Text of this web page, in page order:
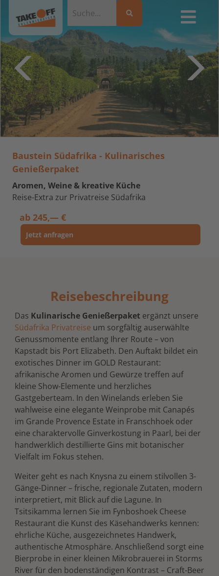
Baustein Südafrika - Kulinarisches
Genießerpaket
Aromen, Weine & kreative Küche
Reise-Extra zur Privatreise Südafrika
ab 245,— €
Jetzt anfragen
Reisebeschreibung
Das Kulinarische Genießerpaket ergänzt unsere
Südafrika Privatreise um sorgfältig auserwählte
Genussmomente entlang Ihrer Route – von
Kapstadt bis Port Elizabeth. Den Auftakt bildet ein
exotisches Dinner im GOLD Restaurant:
afrikanische Aromen und Gewürze treffen auf
kleine Show-Elemente und herzliches
Gastgeberteam. In den Winelands erleben Sie
wahlweise eine elegante Weinprobe mit Canapés
im Grande Provence Estate in Franschhoek oder
eine charaktervolle Ginverkostung in Paarl, bei der
handwerklich destillierte Gins mit botanischer
Vielfalt im Fokus stehen.
Weiter geht es nach Knysna zu einem stilvollen 3-
Gänge-Dinner – frische, regionale Zutaten, modern
interpretiert, mit Blick auf die Lagune. In
Tsitsikamma lernen Sie im Fynboshoek Cheese
Restaurant die Kunst des Käsehandwerks kennen:
ehrliche Küche, ausgezeichnetes Handwerk,
authentische Atmosphäre. Anschließend sorgt eine
Bierprobe in einer kleinen Mikrobrauerei in Storms
River für den bodenständigen Kontrast – Craft-Beer